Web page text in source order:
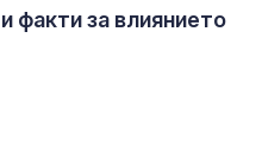
факти за влиянието